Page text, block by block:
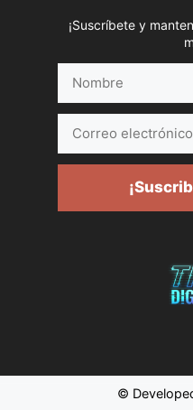
¡Suscríbete y
electrónico